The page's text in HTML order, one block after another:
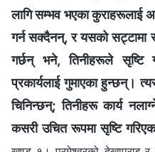
लागि सम्भव भएका कुराहरूलाई
गर्न सक्दैनन्, र यसको सट्टामा
गर्छन् भने, तिनीहरूले सृष्टि
प्रकार्यलाई गुमाएका हुन्छन्।
चिनिन्छन्‌; तिनीहरू कार्य
कसरी उचित रूपमा सृष्टि